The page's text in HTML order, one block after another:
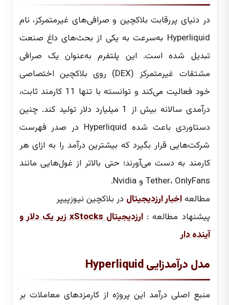
در دنیای پررقابت بلاکچین و صرافی‌های غیرمتمرکز، نام
Hyperliquid به‌سرعت به یکی از بحث‌های داغ صنعت
تبدیل شده است. این پلتفرم به‌عنوان یک صرافی
مشتقات غیرمتمرکز (DEX) روی بلاکچین اختصاصی
خود فعالیت می‌کند و توانسته با تنها 11 کارمند ثابت،
درآمدی سالانه بیش از 1 میلیارد دلار تولید کند. چنین
دستاوردی باعث شده Hyperliquid در صدر فهرست
شرکت‌هایی قرار بگیرد که بیشترین درآمد را به ازای هر
کارمند به دست می‌آورند؛ حتی بالاتر از غول‌هایی مانند
Tether، OnlyFans و Nvidia.
مطالعهاخبار ارزدیجیتال در بلاکچین نیوزپیپر
پیشنهاد مطالعه :
ارزدیجیتال xStocks زیر یک دلار و
آینده دار
مدل درآمدزایی Hyperliquid
منبع اصلی درآمد این پروژه از کارمزدهای معاملات بر